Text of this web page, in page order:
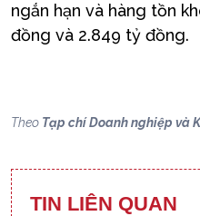
ngắn hạn và hàng tồn
đồng và 2.849 tỷ đồng.
Theo Tạp chí Doanh nghiệp và
TIN LIÊN QUAN